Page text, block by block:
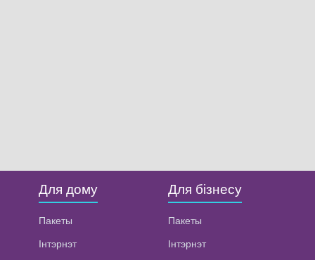
Для дому
Пакеты
Інтэрнэт
Для бізнесу
Пакеты
Інтэрнэт